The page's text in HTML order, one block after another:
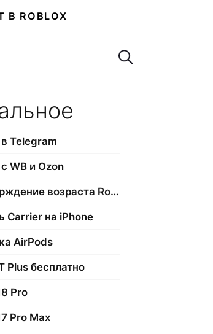
В ROBLOX
Поиск по сайту
Telegram
WB и Ozon
Подтверждение возраста Roblox
Carrier на iPhone
AirPods
Plus бесплатно
Pro
Pro Max